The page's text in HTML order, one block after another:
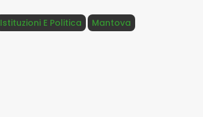
Istituzioni E Politica Mantova